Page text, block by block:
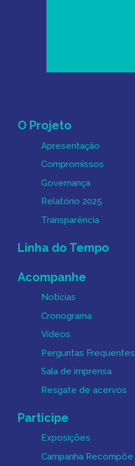
Mapa do Site
O Projeto
Apresentação
Compromissos
Governança
Relatório 2025
Transparência
Linha do Tempo
Acompanhe
Notícias
Cronograma
Vídeos
Perguntas Frequentes
Sala de imprensa
Resgate de acervos
Participe
Exposições
Campanha Recompõe